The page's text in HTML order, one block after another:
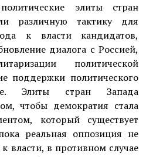
элиты стран
различную тактику для
к власти кандидатов,
диалога с Россией,
политической
поддержки политического
Элиты стран Запада
чтобы демократия стала
который существует
реальная оппозиция не
власти, в противном случае